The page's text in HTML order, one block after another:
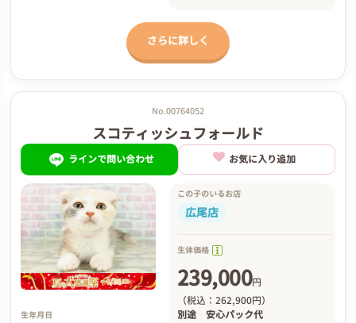
さらに詳しく
No.00764052
スコティッシュフォールド
ラインで問い合わせ お気に入り追加
生年月日
この子のいるお店
広尾店
生体価格
239,000円
（税込：262,900円）
別途 安心パック代